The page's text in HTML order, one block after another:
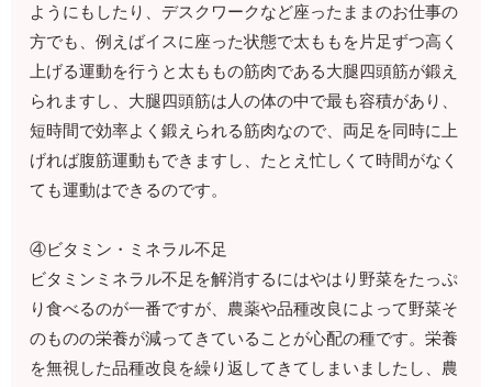
ようにもしたり、デスクワークなど座ったままのお仕事の
方でも、例えばイスに座った状態で太ももを片足ずつ高く
上げる運動を行うと太ももの筋肉である大腿四頭筋が鍛え
られますし、大腿四頭筋は人の体の中で最も容積があり、
短時間で効率よく鍛えられる筋肉なので、両足を同時に上
げれば腹筋運動もできますし、たとえ忙しくて時間がなく
ても運動はできるのです。
④ビタミン・ミネラル不足
ビタミンミネラル不足を解消するにはやはり野菜をたっぷ
り食べるのが一番ですが、農薬や品種改良によって野菜そ
のものの栄養が減ってきていることが心配の種です。栄養
を無視した品種改良を繰り返してきてしまいましたし、農